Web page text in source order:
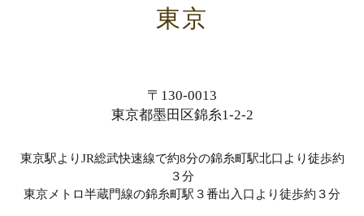
東京
〒130-0013
東京都墨田区錦糸1-2-2
東京駅よりJR総武快速線で約8分の錦糸町駅北口より徒歩約
３分
東京メトロ半蔵門線の錦糸町駅３番出入口より徒歩約３分